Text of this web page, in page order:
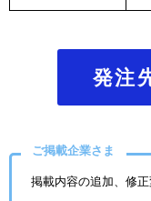
発注
ご掲載企業さま
掲載内容の追加、修